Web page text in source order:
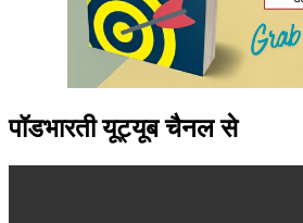
पॉडभारती यूट्यूब चैनल से